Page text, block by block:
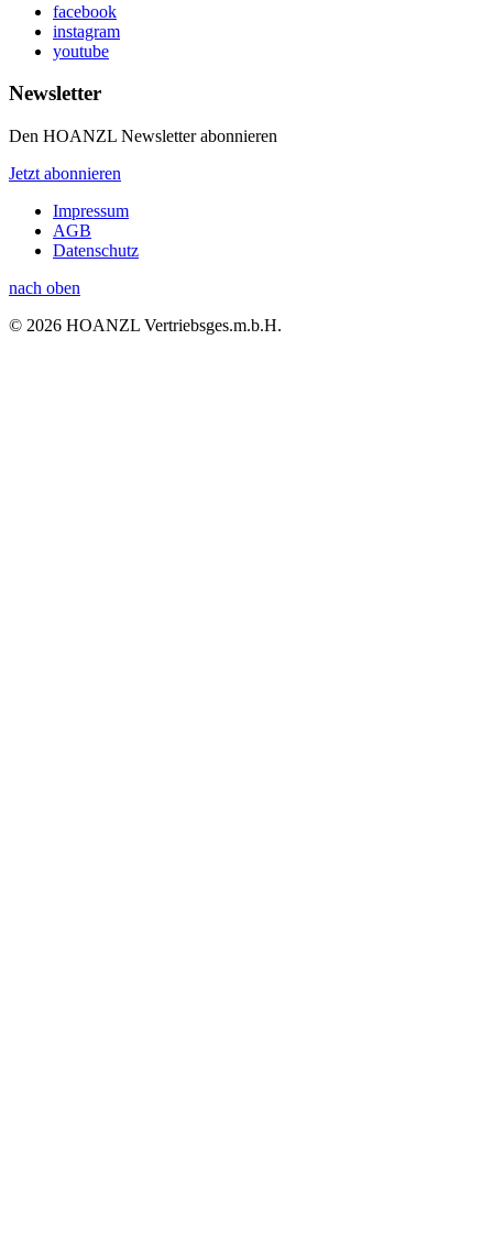
facebook
instagram
youtube
Newsletter
Den HOANZL Newsletter abonnieren
Jetzt abonnieren
Impressum
AGB
Datenschutz
nach oben
© 2026 HOANZL Vertriebsges.m.b.H.